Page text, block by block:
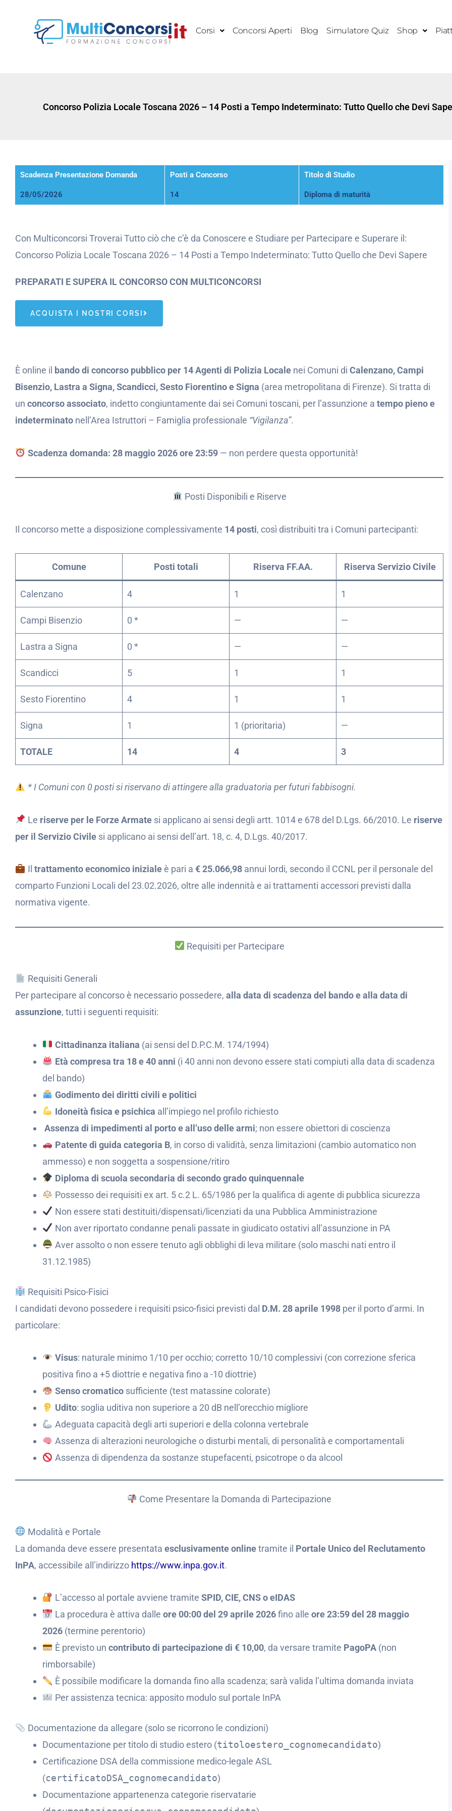
contenuto
Corsi Concorsi Aperti Blog Simulatore Quiz Shop
Concorso Polizia Locale Toscana 2026 – 14 Posti a Tempo Indeterminato: Tutto Quello che Devi
Scadenza Presentazione Domanda
28/05/2026
Posti a Concorso
14
Titolo di Studio
Diploma di maturità
Con Multiconcorsi Troverai Tutto ciò che c’è da Conoscere e Studiare per Partecipare e Superare il:
Concorso Polizia Locale Toscana 2026 – 14 Posti a Tempo Indeterminato: Tutto Quello che Devi Sapere
PREPARATI E SUPERA IL CONCORSO CON MULTICONCORSI
ACQUISTA I NOSTRI CORSI
È online il bando di concorso pubblico per 14 Agenti di Polizia Locale nei Comuni di Calenzano, Campi
Bisenzio, Lastra a Signa, Scandicci, Sesto Fiorentino e Signa (area metropolitana di Firenze). Si tratta di
un concorso associato, indetto congiuntamente dai sei Comuni toscani, per l’assunzione a tempo pieno e
indeterminato nell’Area Istruttori – Famiglia professionale “Vigilanza”.
Scadenza domanda: 28 maggio 2026 ore 23:59— non perdere questa opportunità!
Posti Disponibili e Riserve
Il concorso mette a disposizione complessivamente 14 posti, così distribuiti tra i Comuni partecipanti:
Comune Posti totali Riserva FF.AA. Riserva Servizio Civile
Calenzano 4 1 1
Campi Bisenzio 0 * — —
Lastra a Signa 0 * — —
Scandicci 5 1 1
Sesto Fiorentino 4 1 1
Signa 1 1 (prioritaria) —
TOTALE 14 4 3
* I Comuni con 0 posti si riservano di attingere alla graduatoria per futuri fabbisogni.
Le riserve per le Forze Armatesi applicano ai sensi degli artt. 1014 e 678 del D.Lgs. 66/2010. Le riserve
per il Servizio Civile si applicano ai sensi dell’art. 18, c. 4, D.Lgs. 40/2017.
Il trattamento economico inizialeè pari a € 25.066,98annui lordi, secondo il CCNL per il personale del
comparto Funzioni Locali del 23.02.2026, oltre alle indennità e ai trattamenti accessori previsti dalla
normativa vigente.
Requisiti per Partecipare
Requisiti Generali
Per partecipare al concorso è necessario possedere, alla data di scadenza del bando e alla data di
assunzione, tutti i seguenti requisiti:
Cittadinanza italiana (ai sensi del D.P.C.M. 174/1994)
Età compresa tra 18 e 40 anni (i 40 anni non devono essere stati compiuti alla data di scadenza
del bando)
Godimento dei diritti civili e politici
Idoneità fisica e psichica all’impiego nel profilo richiesto
Assenza di impedimenti al porto e all’uso delle armi; non essere obiettori di coscienza
Patente di guida categoria B, in corso di validità, senza limitazioni (cambio automatico non
ammesso) e non soggetta a sospensione/ritiro
Diploma di scuola secondaria di secondo grado quinquennale
Possesso dei requisiti ex art. 5 c.2 L. 65/1986 per la qualifica di agente di pubblica sicurezza
Non essere stati destituiti/dispensati/licenziati da una Pubblica Amministrazione
Non aver riportato condanne penali passate in giudicato ostativi all’assunzione in PA
Aver assolto o non essere tenuto agli obblighi di leva militare (solo maschi nati entro il
31.12.1985)
Requisiti Psico-Fisici
I candidati devono possedere i requisiti psico-fisici previsti dal D.M. 28 aprile 1998 per il porto d’armi. In
particolare:
Visus: naturale minimo 1/10 per occhio; corretto 10/10 complessivi (con correzione sferica
positiva fino a +5 diottrie e negativa fino a -10 diottrie)
Senso cromaticosufficiente (test matassine colorate)
Udito: soglia uditiva non superiore a 20 dB nell’orecchio migliore
Adeguata capacità degli arti superiori e della colonna vertebrale
Assenza di alterazioni neurologiche o disturbi mentali, di personalità e comportamentali
Assenza di dipendenza da sostanze stupefacenti, psicotrope o da alcool
Come Presentare la Domanda di Partecipazione
Modalità e Portale
La domanda deve essere presentata esclusivamente onlinetramite il Portale Unico del Reclutamento
InPA, accessibile all’indirizzo https://www.inpa.gov.it.
L’accesso al portale avviene tramite SPID, CIE, CNS o eIDAS
La procedura è attiva dalle ore 00:00 del 29 aprile 2026fino alle ore 23:59 del 28 maggio
2026 (termine perentorio)
È previsto un contributo di partecipazione di € 10,00, da versare tramite PagoPA(non
rimborsabile)
È possibile modificare la domanda fino alla scadenza; sarà valida l’ultima domanda inviata
Per assistenza tecnica: apposito modulo sul portale InPA
Documentazione da allegare (solo se ricorrono le condizioni)
Documentazione per titolo di studio estero (titoloestero_cognomecandidato)
Certificazione DSA della commissione medico-legale ASL
(certificatoDSA_cognomecandidato)
Documentazione appartenenza categorie riservatarie